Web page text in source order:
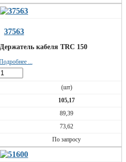
37563
кабеля TRC 150
...
(шт)
105,17
89,39
73,62
По запросу